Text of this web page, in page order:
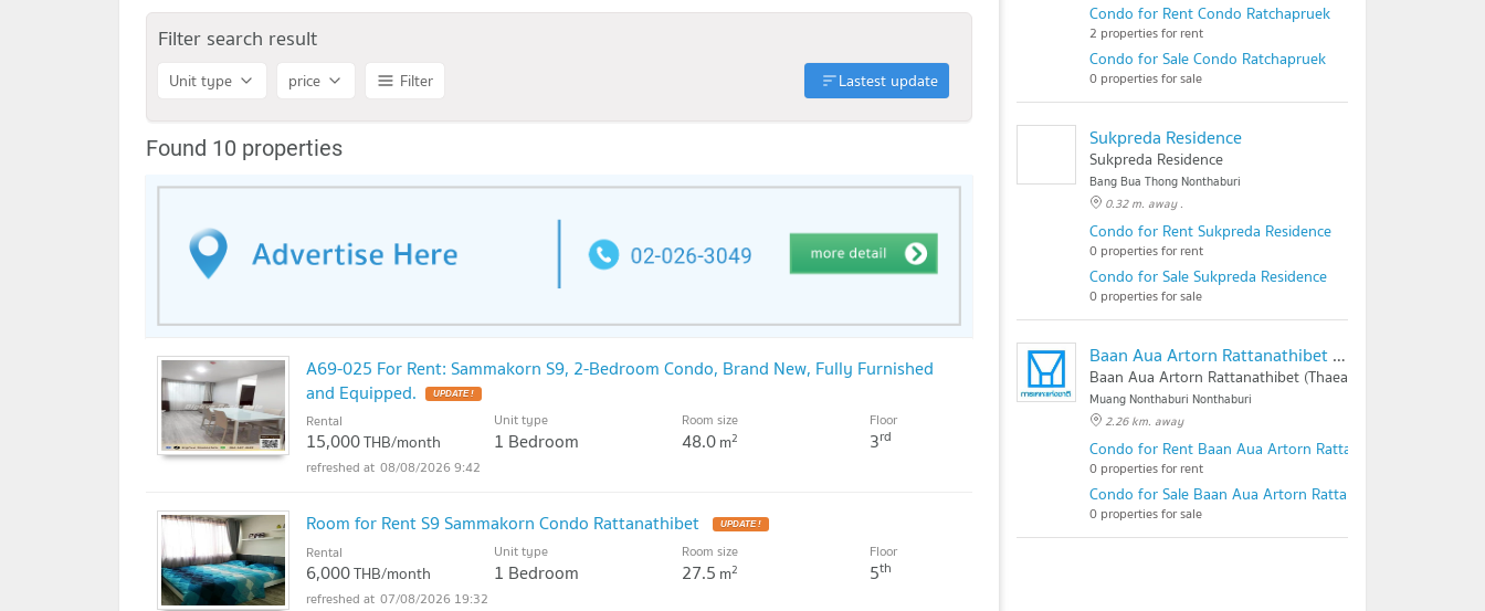
Filter search result
Unit type price Filter Lastest update
Found 10 properties
A69-025 For Rent: Sammakorn S9, 2-Bedroom Condo, Brand New, Fully Furnished
and Equipped.
UPDATE !
Rental
15,000THB/month
Unit type
1 Bedroom
Room size
48.0m2
Floor
3rd
08/08/2026 9:42
Room for Rent S9 Sammakorn Condo Rattanathibet UPDATE !
Rental
6,000THB/month
Unit type
1 Bedroom
Room size
27.5 m2
Floor
5th
07/08/2026 19:32
Condo for Rent Condo Ratchapruek
2 properties for rent
Condo for Sale Condo Ratchapruek
0 properties for sale
Sukpreda Residence
Sukpreda Residence
Bang Bua Thong Nonthaburi
0.32 m. away .
Condo for Rent Sukpreda Residence
0 properties for rent
Condo for Sale Sukpreda Residence
0 properties for sale
Baan Aua Artorn Rattanathibet (Thaeat)
Baan Aua Artorn Rattanathibet (Thaeat)
Muang Nonthaburi Nonthaburi
2.26 km. away
Condo for Rent Baan Aua Artorn Rattanathibet (Thaeat)
0 properties for rent
Condo for Sale Baan Aua Artorn Rattanathibet (Thaeat)
0 properties for sale